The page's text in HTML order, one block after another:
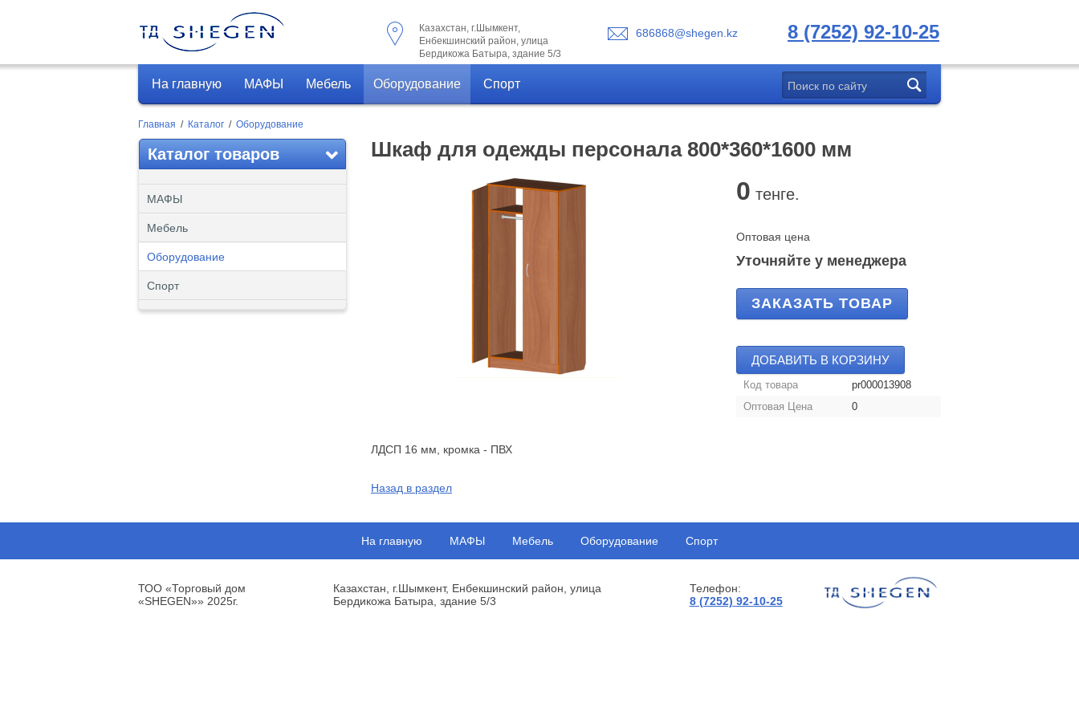
Казахстан, г.Шымкент,
Енбекшинский район, улица
Бердикожа Батыра, здание 5/3
686868@shegen.kz 8 (7252) 92-10-25
На главную МАФЫ Мебель Оборудование Спорт
Главная / Каталог / Оборудование
Каталог товаров
МАФЫ
Мебель
Оборудование
Спорт
Шкаф для одежды персонала 800*360*1600 мм
0 тенге.
Оптовая цена
Уточняйте у менеджера
ЗАКАЗАТЬ ТОВАР
ДОБАВИТЬ В КОРЗИНУ
Код товара
pr000013908
Оптовая Цена
0
ЛДСП 16 мм, кромка - ПВХ
Назад в раздел
На главную МАФЫ Мебель Оборудование Спорт
ТОО «Торговый дом
«SHEGEN»» 2025г.
Казахстан, г.Шымкент, Енбекшинский район, улица
Бердикожа Батыра, здание 5/3
Телефон:
8 (7252) 92-10-25